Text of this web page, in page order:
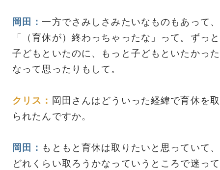
岡田：一方でさみしさみたいなものもあって、
「（育休が）終わっちゃったな」って。ずっと
子どもといたのに、もっと子どもといたかった
なって思ったりもして。
クリス： 岡田さんはどういった経緯で育休を取
られたんですか。
岡田： もともと育休は取りたいと思っていて、
どれくらい取ろうかなっていうところで迷って